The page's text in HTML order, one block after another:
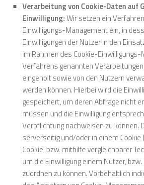
Verarbeitung von Cookie-Daten auf
Einwilligung:Wir setzen ein
Einwilligungs-Management ein, in
Einwilligungen der Nutzer in den
im Rahmen des Cookie-
Verfahrens genannten
eingeholt sowie von den Nutzern
werden können. Hierbei wird die
gespeichert, um deren Abfrage nicht
müssen und die Einwilligung
Verpflichtung nachweisen zu können.
serverseitig und/oder in einem
Cookie, bzw. mithilfe vergleichbarer
um die Einwilligung einem Nutzer,
zuordnen zu können. Vorbehaltlich